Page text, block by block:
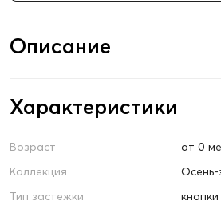
Описание
Характеристики
Возраст
от 0
Коллекция
Осень-
Тип застежки
кнопки